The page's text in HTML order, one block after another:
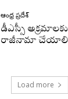
ఆంధ్ర ప్రదేశ్
డీఎస్సీ
రాజీనామా చేయాలి-
Load more